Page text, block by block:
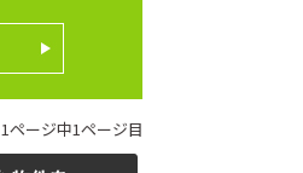
1ページ中1ページ目